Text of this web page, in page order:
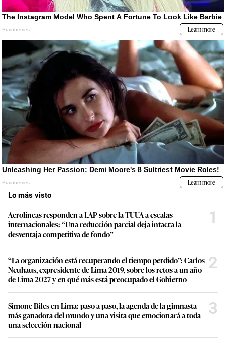
Lo más visto
Aerolíneas responden a LAP sobre la TUUA a escalas
internacionales: “Una reducción parcial deja intacta la
desventaja competitiva de fondo”
1
“La organización está recuperando el tiempo perdido”: Carlos
Neuhaus, expresidente de Lima 2019, sobre los retos a un año
de Lima 2027 y en qué más está preocupado el Gobierno
2
Simone Biles en Lima: paso a paso, la agenda de la gimnasta
más ganadora del mundo y una visita que emocionará a toda
una selección nacional
3